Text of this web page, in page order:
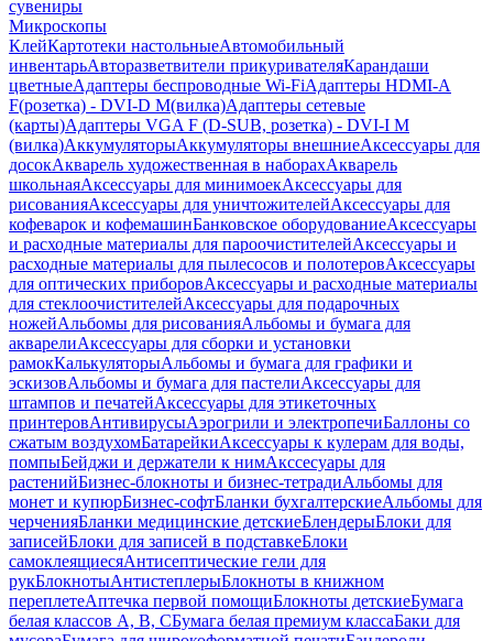
сувениры
Микроскопы
КлейКартотеки настольныеАвтомобильный
инвентарьАвторазветвители прикуривателяКарандаши
цветныеАдаптеры беспроводные Wi-FiАдаптеры HDMI-A
F(розетка) - DVI-D M(вилка)Адаптеры сетевые
(карты)Адаптеры VGA F (D-SUB, розетка) - DVI-I M
(вилка)АккумуляторыАккумуляторы внешниеАксессуары для
досокАкварель художественная в наборахАкварель
школьнаяАксессуары для минимоекАксессуары для
рисованияАксессуары для уничтожителейАксессуары для
кофеварок и кофемашинБанковское оборудованиеАксессуары
и расходные материалы для пароочистителейАксессуары и
расходные материалы для пылесосов и полотеровАксессуары
для оптических приборовАксессуары и расходные материалы
для стеклоочистителейАксессуары для подарочных
ножейАльбомы для рисованияАльбомы и бумага для
акварелиАксессуары для сборки и установки
рамокКалькуляторыАльбомы и бумага для графики и
эскизовАльбомы и бумага для пастелиАксессуары для
штампов и печатейАксессуары для этикеточных
принтеровАнтивирусыАэрогрили и электропечиБаллоны со
сжатым воздухомБатарейкиАксессуары к кулерам для воды,
помпыБейджи и держатели к нимАкссесуары для
растенийБизнес-блокноты и бизнес-тетрадиАльбомы для
монет и купюрБизнес-софтБланки бухгалтерскиеАльбомы для
черченияБланки медицинские детскиеБлендерыБлоки для
записейБлоки для записей в подставкеБлоки
самоклеящиесяАнтисептические гели для
рукБлокнотыАнтистеплерыБлокноты в книжном
переплетеАптечка первой помощиБлокноты детскиеБумага
белая классов А, В, СБумага белая премиум классаБаки для